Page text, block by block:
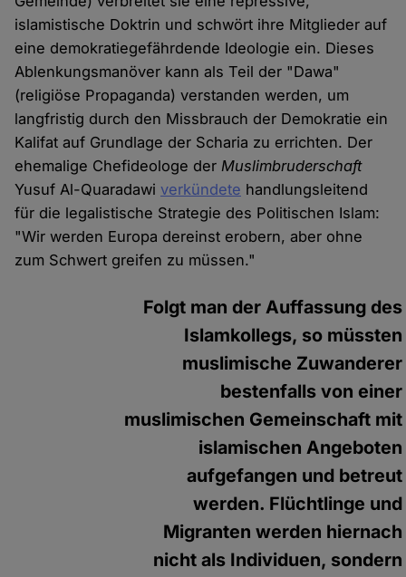
islamistische Doktrin und schwört ihre Mitglieder auf
eine demokratiegefährdende Ideologie ein. Dieses
Ablenkungsmanöver kann als Teil der "Dawa"
(religiöse Propaganda) verstanden werden, um
langfristig durch den Missbrauch der Demokratie ein
Kalifat auf Grundlage der Scharia zu errichten. Der
ehemalige Chefideologe derMuslimbruderschaft
Yusuf Al-Quaradawiverkündete handlungsleitend
für die legalistische Strategie des Politischen Islam:
"Wir werden Europa dereinst erobern, aber ohne
zum Schwert greifen zu müssen."
Folgt man der Auffassung des
Islamkollegs, so müssten
muslimische Zuwanderer
bestenfalls von einer
muslimischen Gemeinschaft mit
islamischen Angeboten
aufgefangen und betreut
werden. Flüchtlinge und
Migranten werden hiernach
nicht als Individuen, sondern